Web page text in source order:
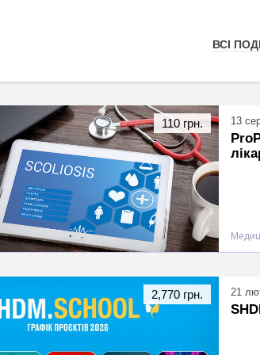
ВСІ
13
110 грн.
21
2,770 грн.